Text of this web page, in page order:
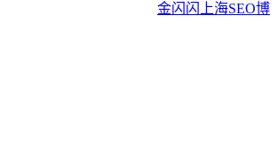
金闪闪上海SEO博